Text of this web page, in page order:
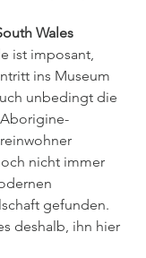
Wales
ist imposant,
ins Museum
unbedingt die
nicht immer
gefunden.
deshalb, ihn hier